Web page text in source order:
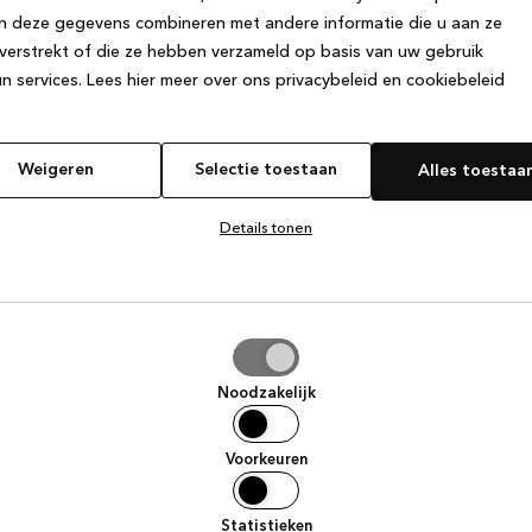
deze gegevens combineren met andere informatie die u aan ze
of die ze hebben verzameld op basis van uw gebruik
services. Lees hier meer over ons privacybeleid en cookiebeleid
Weigeren Selectie toestaan Alles
Details tonen
Noodzakelijk
Voorkeuren
Statistieken
has occurred while loadingwww.kvik.nl (see the